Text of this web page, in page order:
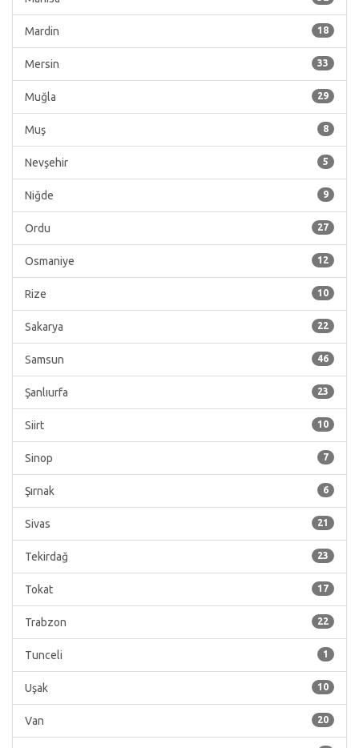
18
Mardin
33
Mersin
29
Muğla
8
Muş
5
Nevşehir
9
Niğde
27
Ordu
12
Osmaniye
10
Rize
22
Sakarya
46
Samsun
23
Şanlıurfa
10
Siirt
7
Sinop
6
Şırnak
21
Sivas
23
Tekirdağ
17
Tokat
22
Trabzon
1
Tunceli
10
Uşak
20
Van